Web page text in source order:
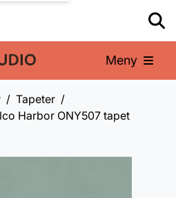
Meny
Tapeter
Harbor ONY507 tapet